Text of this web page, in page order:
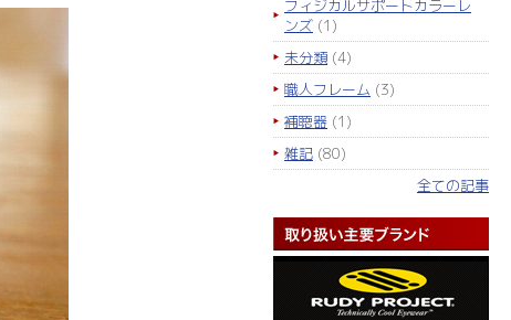
フィジカルサポートカラーレ
ンズ (1)
未分類 (4)
職人フレーム (3)
補聴器 (1)
雑記 (80)
全ての記事